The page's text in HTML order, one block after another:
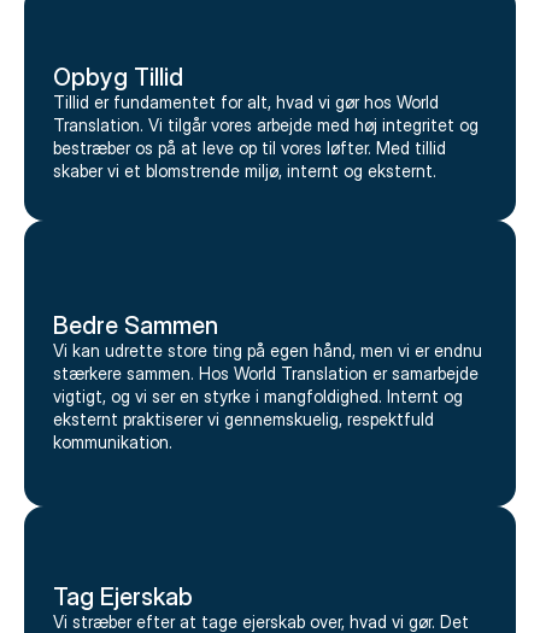
Opbyg Tillid
Tillid er fundamentet for alt, hvad vi gør hos World
Translation. Vi tilgår vores arbejde med høj integritet og
bestræber os på at leve op til vores løfter. Med tillid
skaber vi et blomstrende miljø, internt og eksternt.
Bedre Sammen
Vi kan udrette store ting på egen hånd, men vi er endnu
stærkere sammen. Hos World Translation er samarbejde
vigtigt, og vi ser en styrke i mangfoldighed. Internt og
eksternt praktiserer vi gennemskuelig, respektfuld
kommunikation.
Tag Ejerskab
Vi stræber efter at tage ejerskab over, hvad vi gør. Det